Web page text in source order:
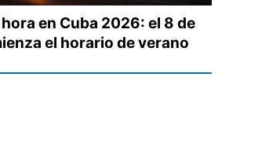
en Cuba 2026: el 8 de
el horario de verano